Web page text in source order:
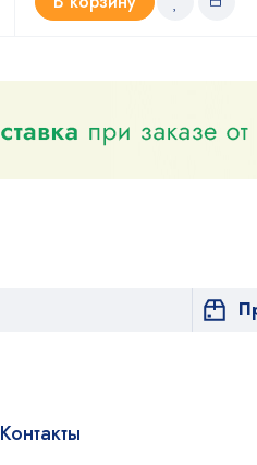
Контакты